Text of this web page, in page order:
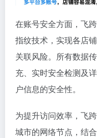
在账号安全方面，飞
指纹技术，实现各店
关联风险。所有数据
充、实时安全检测及
户信息的安全性。
为提升访问效率，飞
城市的网络节点，结